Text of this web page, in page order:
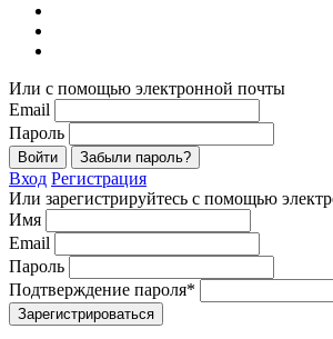
Или с помощью электронной почты
Email
Пароль
Войти Забыли пароль?
Вход Регистрация
Или зарегистрируйтесь с помощью
Имя
Email
Пароль
Подтверждение пароля*
Зарегистрироваться